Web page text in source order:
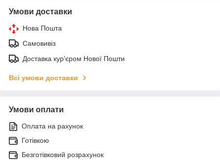
Умови доставки
Нова Пошта
Самовивіз
Доставка кур'єром Нової Пошти
Всі умови доставки
Умови оплати
Оплата на рахунок
Готівкою
Безготівковий розрахунок